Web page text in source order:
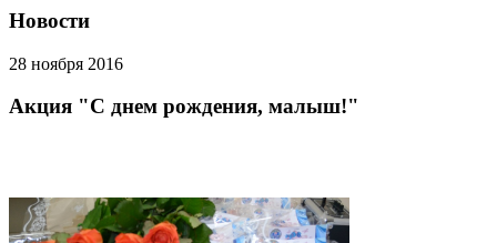
Новости
28 ноября 2016
Акция "С днем рождения, малыш!"